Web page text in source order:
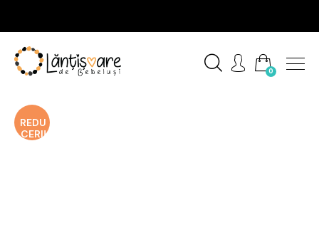
0
REDU
CERI!